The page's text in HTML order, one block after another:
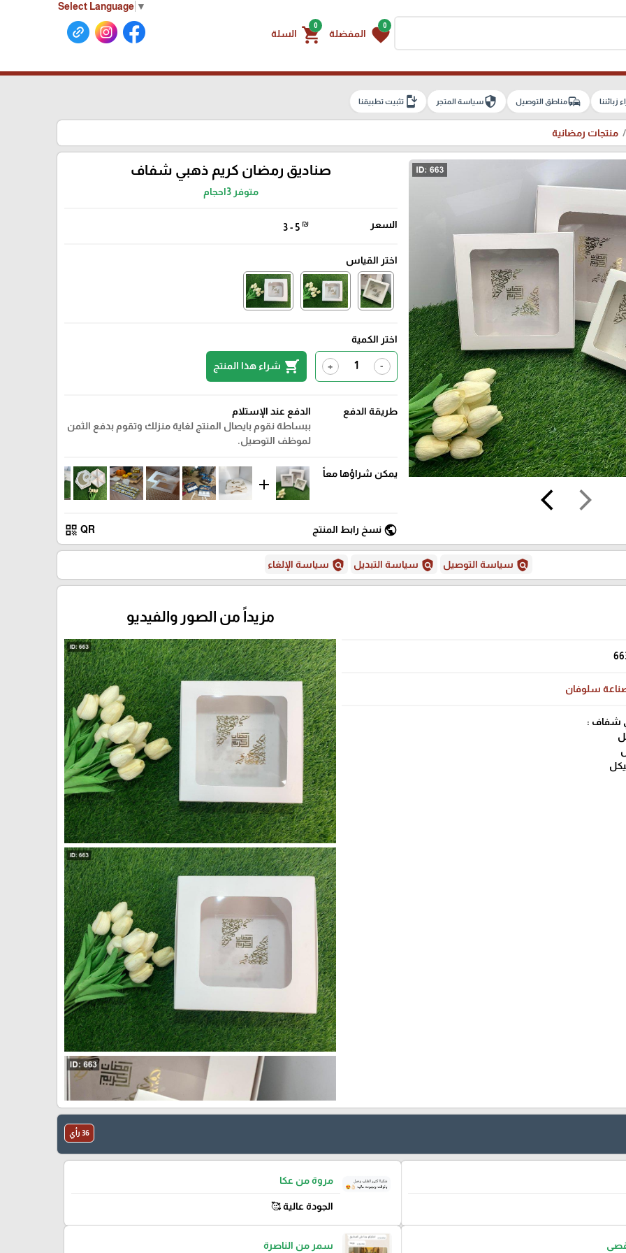
Select Language ▼
0
favorite المفضلة
0
shopping_cart السلة
زبائننا commuteمناطق التوصيل securityسياسة المتجر install_mobileتثبيت تطبيقنا
منتجات رمضانية
arrow_forward_ios
arrow_back_ios
صناديق رمضان كريم ذهبي شفاف
متوفر 3احجام
السعر 3 - 5 ₪
اختر القياس
اختر الكمية
-
+
shopping_cart شراء هذا المنتج
طريقة الدفع
الدفع عند الإستلام
ببساطة نقوم بايصال المنتج لغاية منزلك وتقوم بدفع الثمن
لموظف التوصيل.
يمكن شراؤها معاً
add
public نسخ رابط المنتج QR
qr_code
policy سياسة التوصيل policy سياسة التبديل policy سياسة الإلغاء
سلوفان
شفاف :
مزيداً من الصور والفيديو
36 رأي
مروة من عكا
الجودة عالية 🥰
سمر من الناصرة